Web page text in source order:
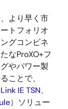
より早く市
トフォリオ
グコンビネ
なProXO+フ
やパワー製
ことで、
IE TSN、
） ソリュー